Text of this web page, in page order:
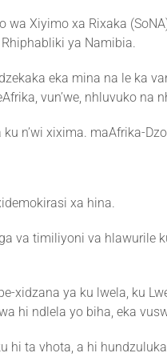
Xiyimo xa Rixaka
ya Namibia.
eka mina na le ka
vun’we, nhluvuko na
n’wi xixima. maAfrika-
xa hina.
va timiliyoni va hlawurile
xidzana ya ku lwela, ku
hi ndlela yo biha, eka
hi ta vhota, a hi